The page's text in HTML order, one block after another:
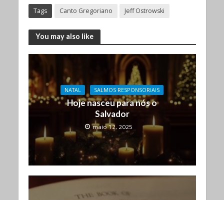
Tags Canto Gregoriano Jeff Ostrowski
You may also like
NATAL SALMOS RESPONSORIAIS
Hoje nasceu para nós o
Salvador
maio 12, 2025